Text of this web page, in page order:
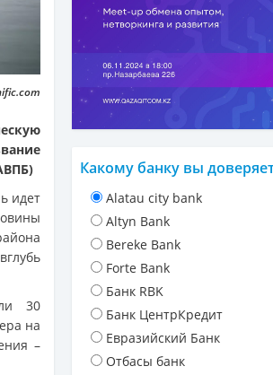
идет
30
на
–
Какому банку вы
Alatau city bank
Altyn Bank
Bereke Bank
Forte Bank
Банк RBK
Банк ЦентрКредит
Евразийский Банк
Отбасы банк